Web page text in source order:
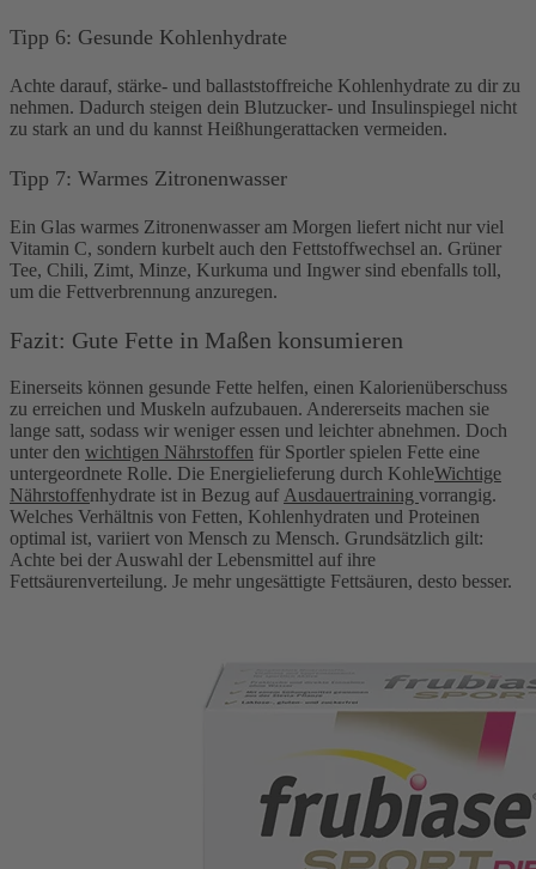
Tipp 6: Gesunde Kohlenhydrate
Achte darauf, stärke- und ballaststoffreiche Kohlenhydrate zu dir zu
nehmen. Dadurch steigen dein Blutzucker- und Insulinspiegel nicht
zu stark an und du kannst Heißhungerattacken vermeiden.
Tipp 7: Warmes Zitronenwasser
Ein Glas warmes Zitronenwasser am Morgen liefert nicht nur viel
Vitamin C, sondern kurbelt auch den Fettstoffwechsel an. Grüner
Tee, Chili, Zimt, Minze, Kurkuma und Ingwer sind ebenfalls toll,
um die Fettverbrennung anzuregen.
Fazit: Gute Fette in Maßen konsumieren
Einerseits können gesunde Fette helfen, einen Kalorienüberschuss
zu erreichen und Muskeln aufzubauen. Andererseits machen sie
lange satt, sodass wir weniger essen und leichter abnehmen. Doch
unter den wichtigen Nährstoffen für Sportler spielen Fette eine
untergeordnete Rolle. Die Energielieferung durch KohleWichtige
Nährstoffenhydrate ist in Bezug auf Ausdauertraining vorrangig.
Welches Verhältnis von Fetten, Kohlenhydraten und Proteinen
optimal ist, variiert von Mensch zu Mensch. Grundsätzlich gilt:
Achte bei der Auswahl der Lebensmittel auf ihre
Fettsäurenverteilung. Je mehr ungesättigte Fettsäuren, desto besser.